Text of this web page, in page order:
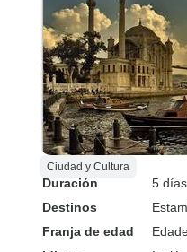
Ciudad y Cultura
Duración
5 días
Destinos
Franja de edad